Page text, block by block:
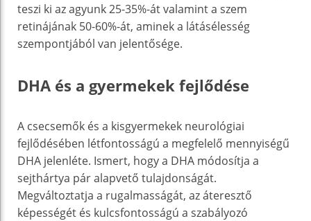
teszi ki az agyunk 25-35%-át valamint a szem
retinájának 50-60%-át, aminek a látásélesség
szempontjából van jelentősége.
DHA és a gyermekek fejlődése
A csecsemők és a kisgyermekek neurológiai
fejlődésében létfontosságú a megfelelő mennyiségű
DHA jelenléte. Ismert, hogy a DHA módosítja a
sejthártya pár alapvető tulajdonságát.
Megváltoztatja a rugalmasságát, az áteresztő
képességét és kulcsfontosságú a szabályozó